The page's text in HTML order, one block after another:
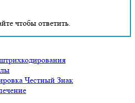
чтобы ответить.
Честный Знак